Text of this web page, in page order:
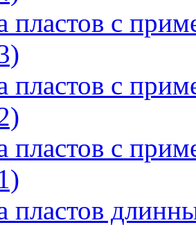
пластов с
пластов с
пластов с
пластов